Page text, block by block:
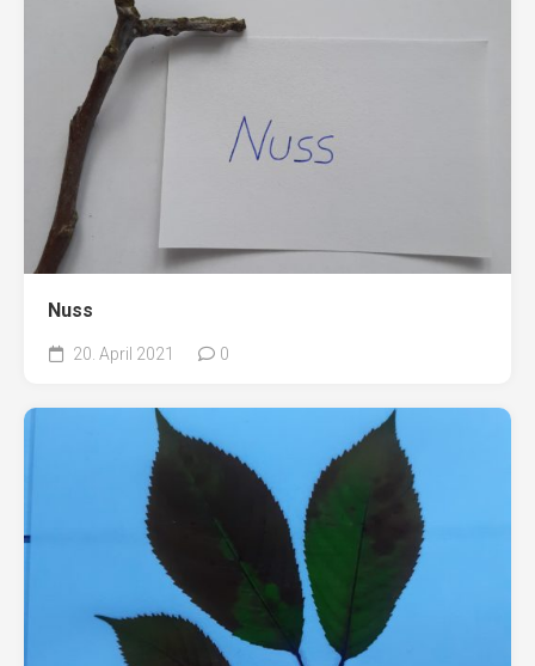
Nuss
20. April 2021 0